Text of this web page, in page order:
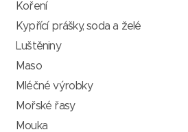
Koření
Kypřící prášky, soda a želé
Luštěniny
Maso
Mléčné výrobky
Mořské řasy
Mouka